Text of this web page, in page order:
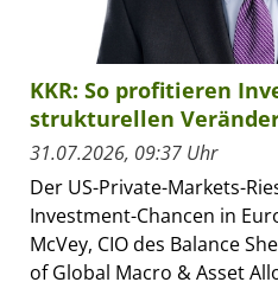
KKR: So profitieren
strukturellen
31.07.2026, 09:37 Uhr
Der US-Private-Markets-
Investment-Chancen in
McVey, CIO des Balance
of Global Macro & Asset